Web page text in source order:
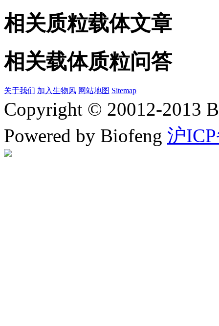
相关质粒载体文章
相关载体质粒问答
关于我们 加入生物风 网站地图 Sitemap
Copyright © 20012-2013
Powered by Biofeng 沪